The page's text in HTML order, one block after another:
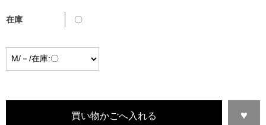
在庫 〇